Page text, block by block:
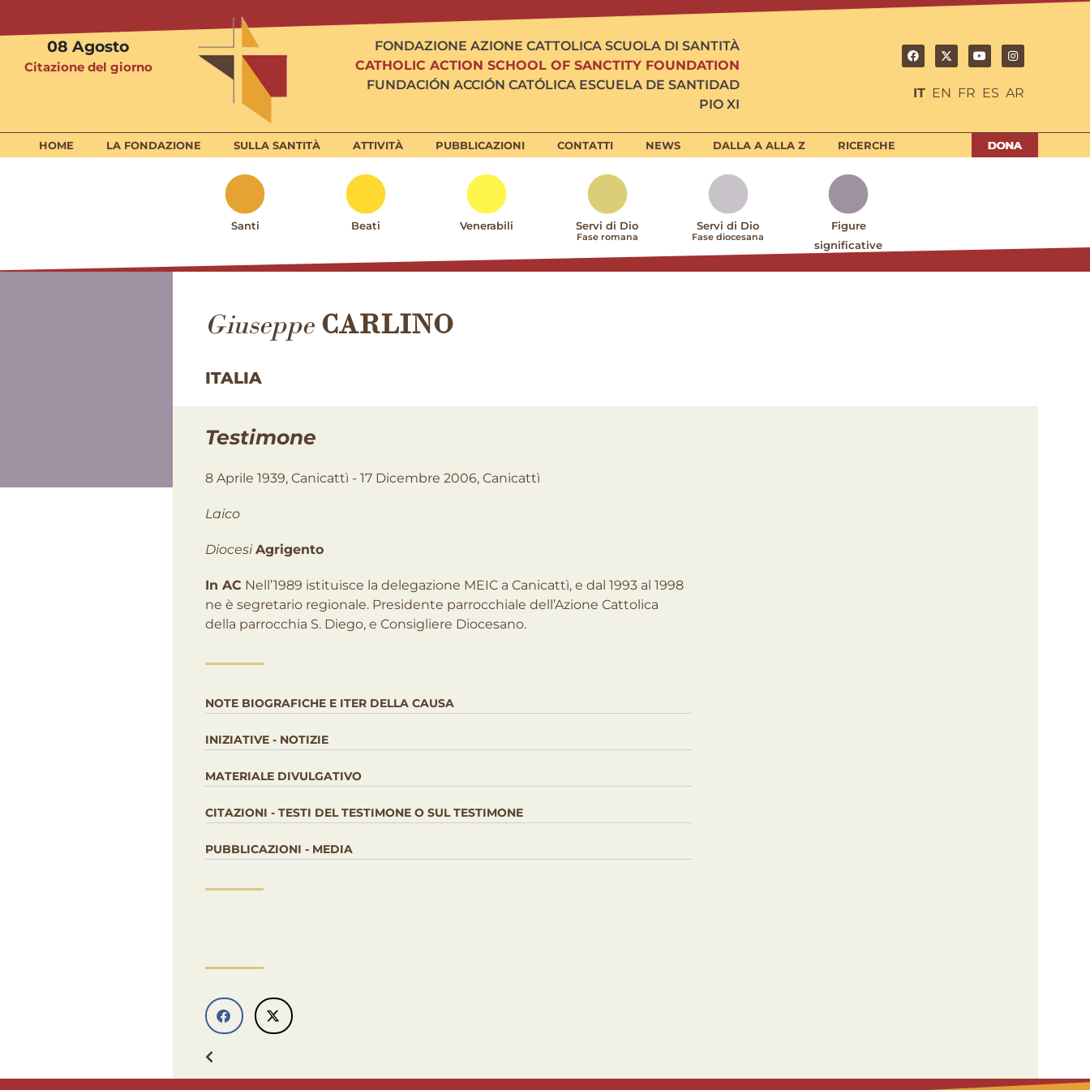
08 Agosto
Citazione del giorno
FONDAZIONE AZIONE CATTOLICA SCUOLA DI SANTITÀ
CATHOLIC ACTION SCHOOL OF SANCTITY FOUNDATION
FUNDACIÓN ACCIÓN CATÓLICA ESCUELA DE SANTIDAD
PIO XI
IT EN FR ES AR
HOME LA FONDAZIONE SULLA SANTITÀ ATTIVITÀ PUBBLICAZIONI CONTATTI NEWS DALLA A ALLA Z RICERCHE
Santi Beati Venerabili Servi di Dio
Fase romana
Servi di Dio
Fase diocesana
Figure
significative
Giuseppe CARLINO
ITALIA
Testimone
8 Aprile 1939, Canicattì - 17 Dicembre 2006, Canicattì
Laico
Diocesi Agrigento
In AC Nell’1989 istituisce la delegazione MEIC a Canicattì, e dal 1993 al 1998
ne è segretario regionale. Presidente parrocchiale dell’Azione Cattolica
della parrocchia S. Diego, e Consigliere Diocesano.
NOTE BIOGRAFICHE E ITER DELLA CAUSA
INIZIATIVE - NOTIZIE
MATERIALE DIVULGATIVO
CITAZIONI - TESTI DEL TESTIMONE O SUL TESTIMONE
PUBBLICAZIONI - MEDIA